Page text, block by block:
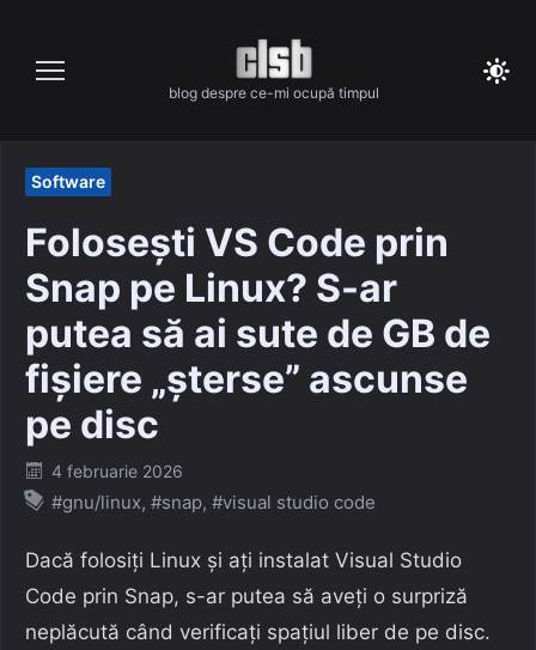
content
blog despre ce-mi ocupă timpul
Software
Folosești VS Code prin
Snap pe Linux? S-ar
putea să ai sute de GB de
fișiere „șterse” ascunse
pe disc
Posted
on
4 februarie 2026
#gnu/linux, #snap, #visual studio code
Dacă folosiți Linux și ați instalat Visual Studio
Code prin Snap, s-ar putea să aveți o surpriză
neplăcută când verificați spațiul liber de pe disc.